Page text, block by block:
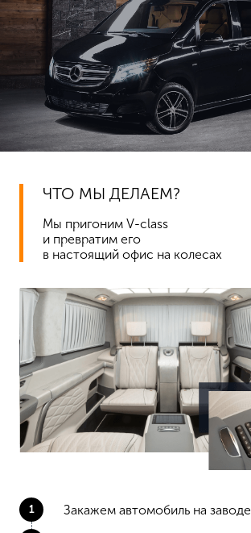
ЧТО МЫ ДЕЛАЕМ?
Мы пригоним V-class
и превратим его
в настоящий офис на колесах
Закажем автомобиль на